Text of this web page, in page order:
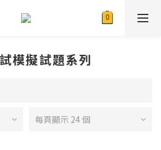
模擬試題系列
每頁顯示 24 個